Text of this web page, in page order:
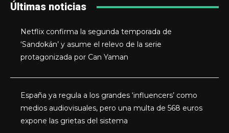
Últimas noticias
Netflix confirma la segunda temporada de
‘Sandokán’ y asume el relevo de la serie
protagonizada por Can Yaman
España ya regula a los grandes ‘influencers’ como
medios audiovisuales, pero una multa de 568 euros
expone las grietas del sistema